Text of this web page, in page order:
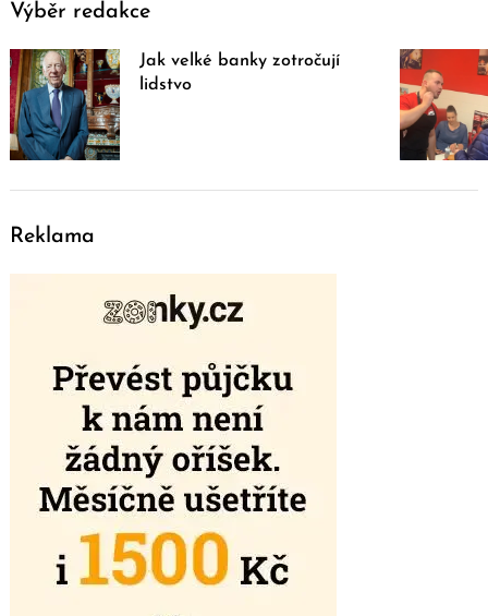
Výběr redakce
Jak velké banky zotročují
lidstvo
Reklama